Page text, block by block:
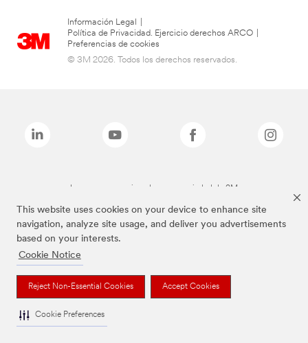
This website uses cookies on your device to enhance site
navigation, analyze site usage, and deliver you advertisements
based on your interests.
Cookie Notice
Reject Non-Essential Cookies Accept Cookies
Cookie Preferences
Información Legal
Política de Privacidad. Ejercicio derechos ARCO
Preferencias de cookies
© 3M 2026. Todos los derechos reservados.
Las marcas mencionadas son propiedad de 3M